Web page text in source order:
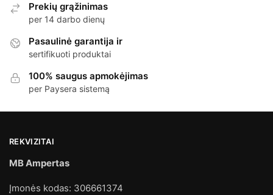
Prekių grąžinimas
per 14 darbo dienų
Pasaulinė garantija ir
sertifikuoti produktai
100% saugus apmokėjimas
per Paysera sistemą
REKVIZITAI
MB Ampertas
Įmonės kodas: 306661374